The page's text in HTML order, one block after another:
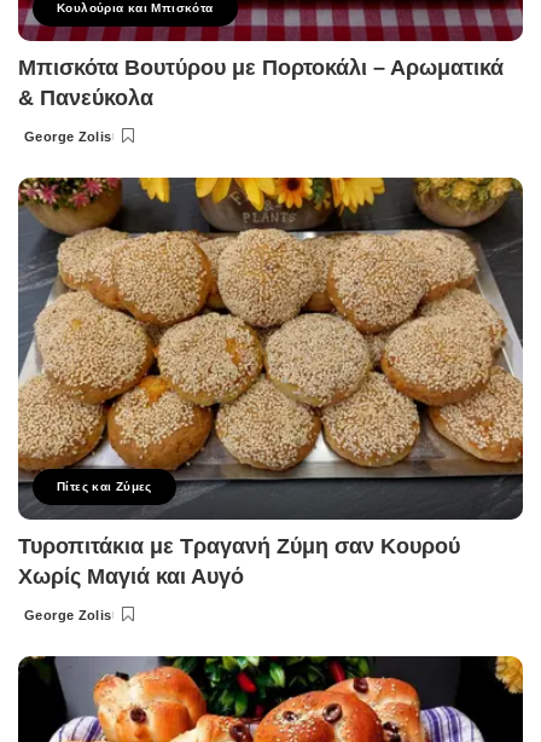
Κουλούρια και Μπισκότα
Μπισκότα Βουτύρου με Πορτοκάλι – Αρωματικά
& Πανεύκολα
Posted
George Zolis
Πίτες και Ζύμες
Τυροπιτάκια με Τραγανή Ζύμη σαν Κουρού
Χωρίς Μαγιά και Αυγό
Posted
George Zolis